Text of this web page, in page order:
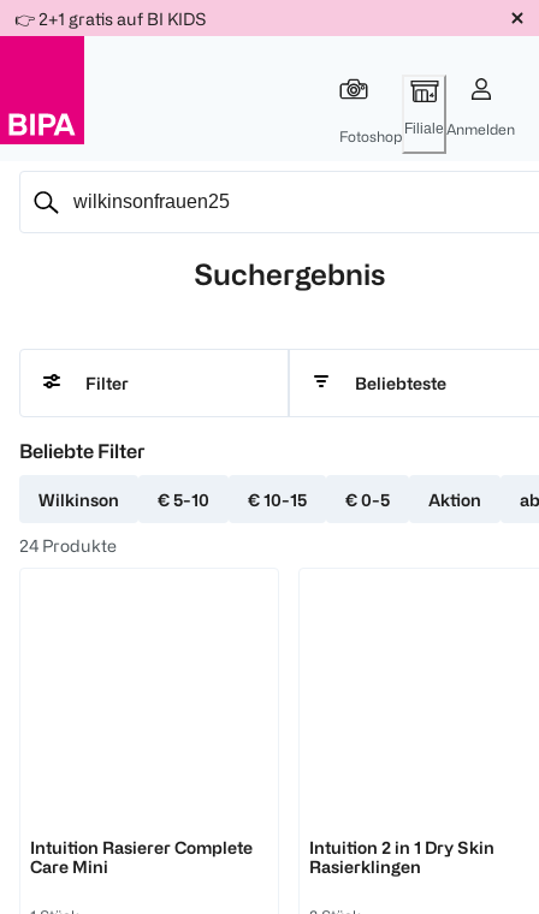
Für
Für
Für
Weiter
zum
👉 2+1 gratis auf BI KIDS
Fotoshop Filiale Anmelden
Suchergebnis
Filter Beliebteste
Beliebte Filter
Wilkinson € 5-10 € 10-15 € 0-5 Aktion
24 Produkte
Intuition Rasierer Complete
Care Mini
Intuition 2 in 1 Dry Skin
Rasierklingen